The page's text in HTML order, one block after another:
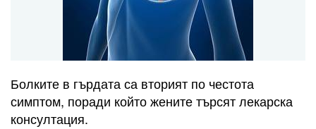
Болките в гърдата са вторият по честота
симптом, поради който жените търсят лекарска
консултация.